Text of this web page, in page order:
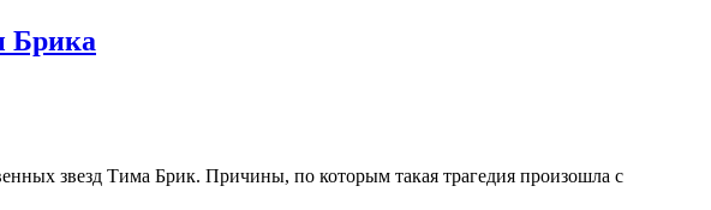
Брика
звезд Тима Брик. Причины, по которым такая трагедия произошла с